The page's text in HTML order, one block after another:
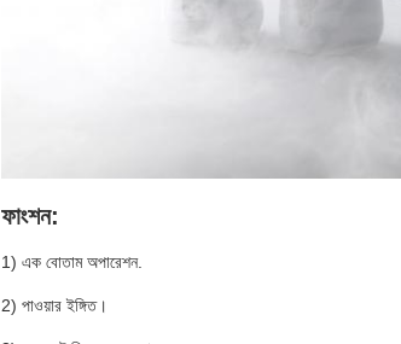
ফাংশন:
1) এক বোতাম অপারেশন.
2) পাওয়ার ইঙ্গিত।